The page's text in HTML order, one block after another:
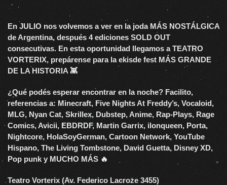
En JULIO nos volvemos a ver en la joda MÁS NOSTÁLGICA
de Argentina, después 4 ediciones SOLD OUT
consecutivas. En esta oportunidad llegamos a TEATRO
VORTERIX, prepárense para la ekisde fest MÁS GRANDE
DE LA HISTORIA 👾
¿Qué podés esperar encontrar en la noche? Facilito,
referencias a: Minecraft, Five Nights At Freddy’s, Vocaloid,
MLG, Nyan Cat, Skrillex, Dubstep, Anime, Rap-Plays, Rage
Comics, Avicii, EBDRDF, Martin Garrix, ilonqueen, Porta,
Nightcore, HolaSoyGerman, Cartoon Network, YouTube
Hispano, The Living Tombstone, David Guetta, Disney XD,
Pop punk y MUCHO MÁS 🔥
Teatro Vorterix (Av. Federico Lacroze 3455)